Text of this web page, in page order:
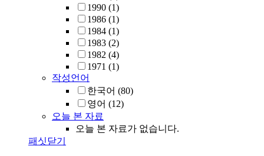
1990 (1)
1986 (1)
1984 (1)
1983 (2)
1982 (4)
1971 (1)
작성언어
한국어 (80)
영어 (12)
오늘 본 자료
오늘 본 자료가 없습니다.
패싯닫기